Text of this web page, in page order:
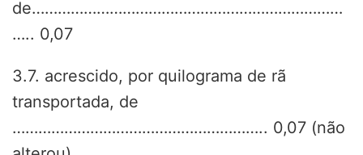
de………………………………………………………………
….. 0,07
3.7. acrescido, por quilograma de rã
transportada, de
………………………………………………….. 0,07 (não